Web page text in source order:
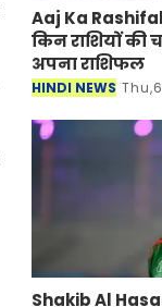
Aaj Ka
किन राशियों
अपना राशिफल
HINDI NEWS
Shakib Al